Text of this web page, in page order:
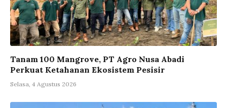
Tanam 100 Mangrove, PT Agro Nusa Abadi
Perkuat Ketahanan Ekosistem Pesisir
Selasa, 4 Agustus 2026